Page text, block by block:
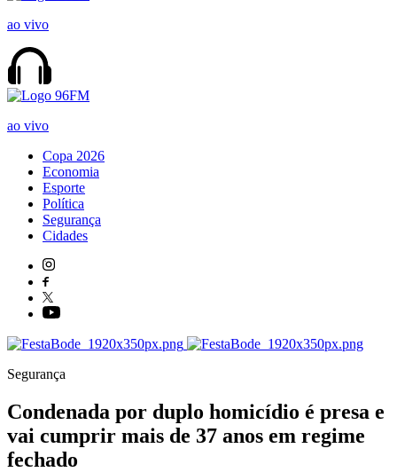
ao vivo
ao vivo
Copa 2026
Economia
Esporte
Política
Segurança
Cidades
Segurança
Condenada por duplo homicídio é presa e
vai cumprir mais de 37 anos em regime
fechado